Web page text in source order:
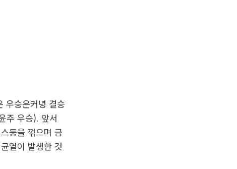
우승은커녕 결승
주 우승). 앞서
둥을 꺾으며 금
열이 발생한 것